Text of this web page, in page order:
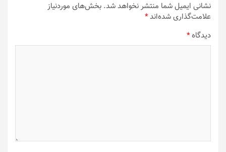
نشانی ایمیل شما منتشر نخواهد شد. بخش‌های موردنیاز
علامت‌گذاری شده‌اند*
دیدگاه*